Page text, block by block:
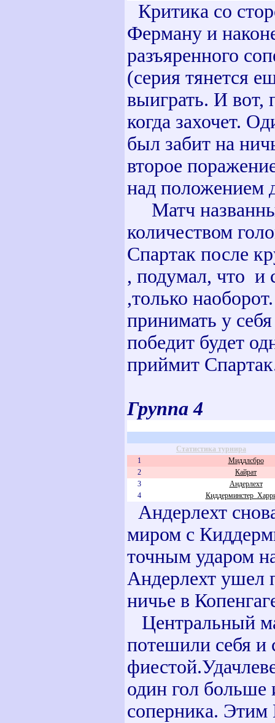
Критика со
Ферману и
разъяренного
(серия тянется
выиграть. И вот,
когда захочет.
был забит на
второе
над положением
Матч
количеством
Спартак после
, подумал, что и
,только
принимать у
победит будет
приймит
Группа 4
Статистика турнира
1
Миддлсбро
2
Кайрат
3
Андерлехт
4
Андерлехт
миром с
точным ударом
Андерлехт ушел
ничье в
Центральный
потешили себя и
один гол больше
соперника. Этим